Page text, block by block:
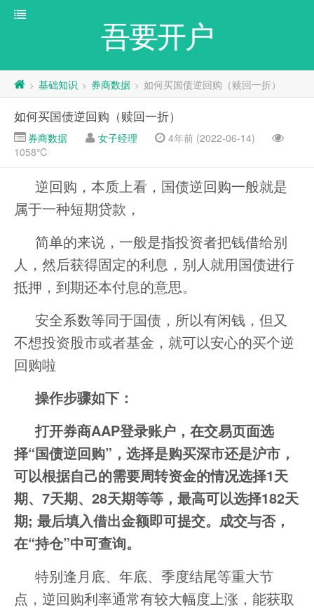
吾要开户
> 基础知识 > 券商数据 > 如何买国债逆回购（赎回一折）
如何买国债逆回购（赎回一折）
券商数据 女子经理
4年前 (2022-06-14)
1058℃
逆回购，本质上看，国债逆回购一般就是
属于一种短期贷款，
简单的来说，一般是指投资者把钱借给别
人，然后获得固定的利息，别人就用国债进行
抵押，到期还本付息的意思。
安全系数等同于国债，所以有闲钱，但又
不想投资股市或者基金，就可以安心的买个逆
回购啦
操作步骤如下：
打开券商AAP登录账户，在交易页面选
择“国债逆回购”，选择是购买深市还是沪市，
可以根据自己的需要周转资金的情况选择1天
期、7天期、28天期等等，最高可以选择182天
期; 最后填入借出金额即可提交。成交与否，
在“持仓”中可查询。
特别逢月底、年底、季度结尾等重大节
点，逆回购利率通常有较大幅度上涨，能获取